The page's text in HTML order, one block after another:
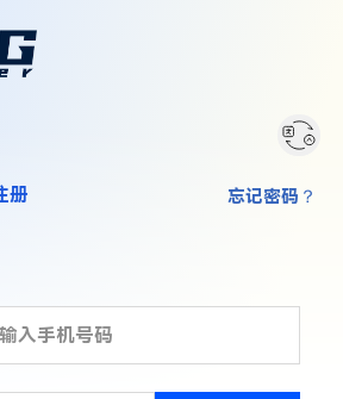
册 忘记密码？